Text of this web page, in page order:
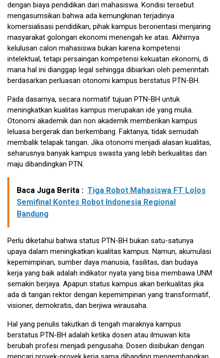
dengan biaya pendidikan dari mahasiswa. Kondisi tersebut
mengasumsikan bahwa ada kemungkinan terjadinya
komersialisasi pendidikan, pihak kampus berorientasi menjaring
masyarakat golongan ekonomi menengah ke atas. Akhirnya
kelulusan calon mahasiswa bukan karena kompetensi
intelektual, tetapi persaingan kompetensi kekuatan ekonomi, di
mana hal ini dianggap legal sehingga dibiarkan oleh pemerintah
berdasarkan perluasan otonomi kampus berstatus PTN-BH.
Pada dasarnya, secara normatif tujuan PTN-BH untuk
meningkatkan kualitas kampus merupakan ide yang mulia.
Otonomi akademik dan non akademik memberikan kampus
leluasa bergerak dan berkembang. Faktanya, tidak semudah
membalik telapak tangan. Jika otonomi menjadi alasan kualitas,
seharusnya banyak kampus swasta yang lebih berkualitas dan
maju dibandingkan PTN.
Baca Juga Berita : Tiga Robot Mahasiswa FT Lolos
Semifinal Kontes Robot Indonesia Regional
Bandung
Perlu diketahui bahwa status PTN-BH bukan satu-satunya
upaya dalam meningkatkan kualitas kampus. Namun, akumulasi
kepemimpinan, sumber daya manusia, fasilitas, dan budaya
kerja yang baik adalah indikator nyata yang bisa membawa UNM
semakin berjaya. Apapun status kampus akan berkualitas jika
ada di tangan rektor dengan kepemimpinan yang transformatif,
visioner, demokratis, dan berjiwa wirausaha.
Hal yang penulis takutkan di tengah maraknya kampus
berstatus PTN-BH adalah ketika dosen atau ilmuwan kita
berubah profesi menjadi pengusaha. Dosen disibukan dengan